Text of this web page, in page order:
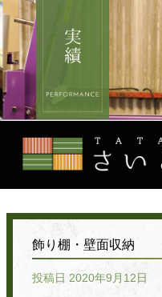
飾り棚・壁面収納
投稿日 2020年9月12日